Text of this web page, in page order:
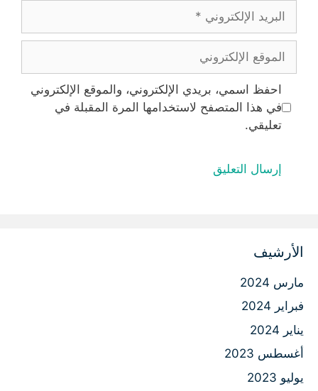
البريد
الإلكتروني
الموقع
الإلكتروني
احفظ اسمي، بريدي الإلكتروني، والموقع الإلكتروني
في هذا المتصفح لاستخدامها المرة المقبلة في
تعليقي.
الأرشيف
مارس 2024
فبراير 2024
يناير 2024
أغسطس 2023
يوليو 2023